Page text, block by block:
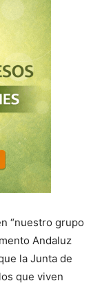
“nuestro grupo
Andaluz
la Junta de
que viven